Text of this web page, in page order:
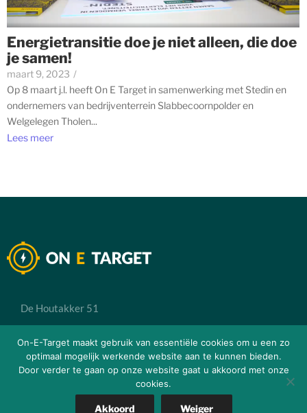
Energietransitie doe je niet alleen, die doe
je samen!
maart 9, 2023 /
Op 8 maart j.l. heeft On E Target in samenwerking met Stedin en
ondernemers van bedrijventerrein Slabbecoornpolder en
Welgelegen Tholen...
Lees meer
De Houtakker 51
6681 CW Bemmel
info@onetarget.nl
On-E-Target maakt gebruik van essentiële cookies om u een zo
optimaal mogelijk werkende website aan te kunnen bieden.
Door verder te gaan op onze website gaat u akkoord met onze
cookies.
Akkoord Weiger